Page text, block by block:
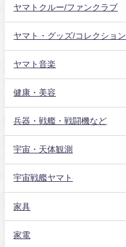
ヤマトクルー/ファンクラブ
ヤマト・グッズ/コレクション
ヤマト音楽
健康・美容
兵器・戦艦・戦闘機など
宇宙・天体観測
宇宙戦艦ヤマト
家具
家電